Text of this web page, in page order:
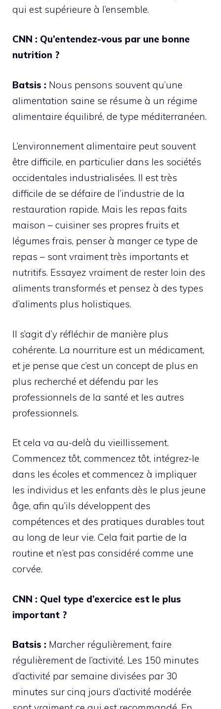
qui est supérieure à l’ensemble.
CNN : Qu’entendez-vous par une bonne
nutrition ?
Batsis : Nous pensons souvent qu’une
alimentation saine se résume à un régime
alimentaire équilibré, de type méditerranéen.
L’environnement alimentaire peut souvent
être difficile, en particulier dans les sociétés
occidentales industrialisées. Il est très
difficile de se défaire de l’industrie de la
restauration rapide. Mais les repas faits
maison – cuisiner ses propres fruits et
légumes frais, penser à manger ce type de
repas – sont vraiment très importants et
nutritifs. Essayez vraiment de rester loin des
aliments transformés et pensez à des types
d’aliments plus holistiques.
Il s’agit d’y réfléchir de manière plus
cohérente. La nourriture est un médicament,
et je pense que c’est un concept de plus en
plus recherché et défendu par les
professionnels de la santé et les autres
professionnels.
Et cela va au-delà du vieillissement.
Commencez tôt, commencez tôt, intégrez-le
dans les écoles et commencez à impliquer
les individus et les enfants dès le plus jeune
âge, afin qu’ils développent des
compétences et des pratiques durables tout
au long de leur vie. Cela fait partie de la
routine et n’est pas considéré comme une
corvée.
CNN : Quel type d’exercice est le plus
important ?
Batsis : Marcher régulièrement, faire
régulièrement de l’activité. Les 150 minutes
d’activité par semaine divisées par 30
minutes sur cinq jours d’activité modérée